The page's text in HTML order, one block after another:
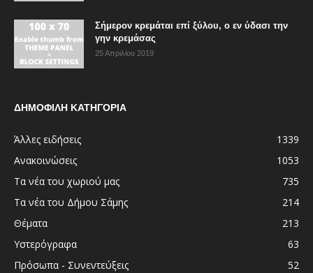
Σήμερον κρεμάται επί ξύλου, ο εν ύδασι την
γην κρεμάσας
25 Απριλίου 2019
ΔΗΜΟΦΙΛΗ ΚΑΤΗΓΟΡΙΑ
Άλλες ειδήσεις
1339
Ανακοινώσεις
1053
Τα νέα του χωριού μας
735
Τα νέα του Δήμου Σάμης
214
Θέματα
213
Υστερόγραφα
63
Πρόσωπα - Συνεντεύξεις
52